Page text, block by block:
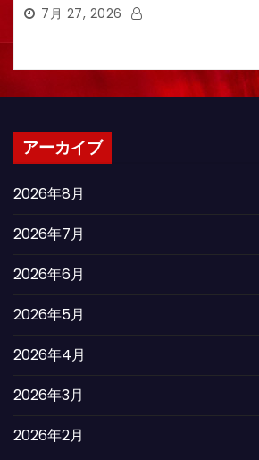
7月 27, 2026
アーカイブ
2026年8月
2026年7月
2026年6月
2026年5月
2026年4月
2026年3月
2026年2月